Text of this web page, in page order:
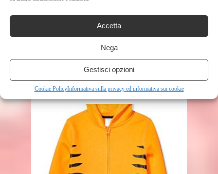
Accetta
Nega
Gestisci opzioni
Cookie PolicyInformativa sulla privacy ed informativa sui cookie
SHARE THIS POST
RELATED POSTS